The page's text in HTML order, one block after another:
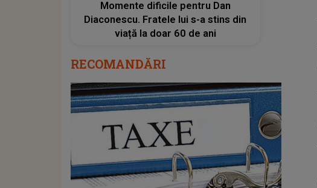
Momente dificile pentru Dan
Diaconescu. Fratele lui s-a stins din
viață la doar 60 de ani
RECOMANDĂRI